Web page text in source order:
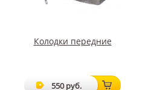
Колодки передние
550 руб.